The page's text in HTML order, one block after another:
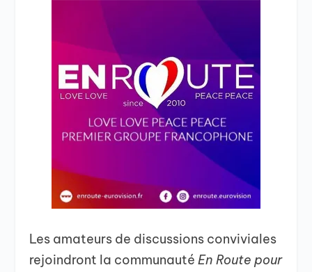
Les amateurs de discussions conviviales
rejoindront la communautéEn Route pour